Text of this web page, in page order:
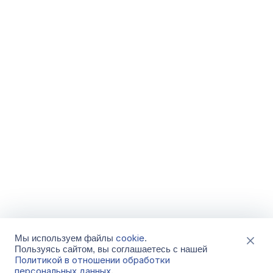
Мы используем файлы cookie.
Пользуясь сайтом, вы соглашаетесь с нашей
Политикой в отношении обработки
.